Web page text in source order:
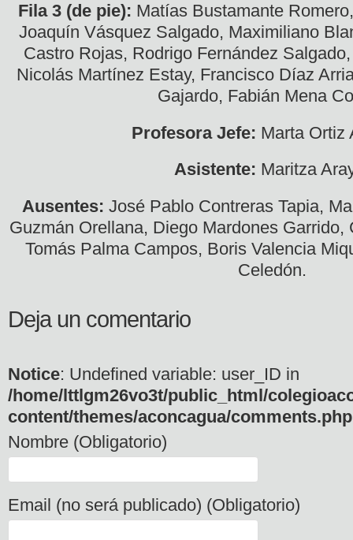
Fila 3 (de pie): Matías Bustamante
Joaquín Vásquez Salgado, Maximiliano
Castro Rojas, Rodrigo Fernández
Nicolás Martínez Estay, Francisco Díaz
Gajardo, Fabián Mena
Profesora Jefe: Marta Ortiz
Asistente: Maritza
Ausentes: José Pablo Contreras Tapia,
Guzmán Orellana, Diego Mardones Garrido,
Tomás Palma Campos, Boris Valencia
Celedón.
Deja un comentario
Notice: Undefined variable: user_ID in
/home/lttlgm26vo3t/public_html/
content/themes/aconcagua/comments.php
Nombre (Obligatorio)
Email (no será publicado) (Obligatorio)